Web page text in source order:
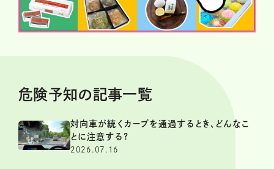
危険予知の記事一覧
対向車が続くカーブを通過するとき、どんなこ
とに注意する?
2026.07.16